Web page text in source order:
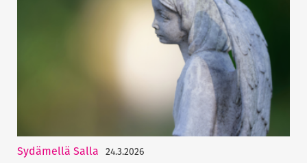
Sydämellä Salla 24.3.2026